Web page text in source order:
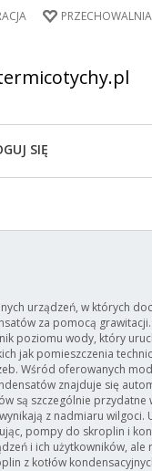
PRZECHOWALNIA
SIĘ
urządzeń, w których
za pomocą
poziomu wody, który
jak pomieszczenia
Wśród oferowanych
znajduje się
są szczególnie przydatne
z nadmiaru wilgoci.
pompy do skroplin i
i ich użytkowników, ale
z kotłów